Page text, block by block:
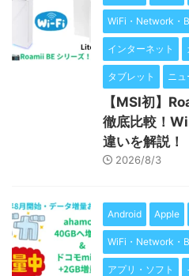
WiFi・Network・
インターネット
タブレット ニュ
【MSI初】
徹底比較！
違いを解説！
2026/8/3
Android Apple
WiFi・Network・
アプリ・ソフト